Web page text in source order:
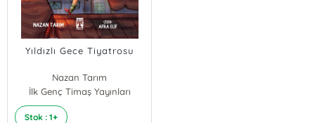
Yıldızlı Gece Tiyatrosu
Nazan Tarım
İlk Genç Timaş Yayınları
Stok : 1+